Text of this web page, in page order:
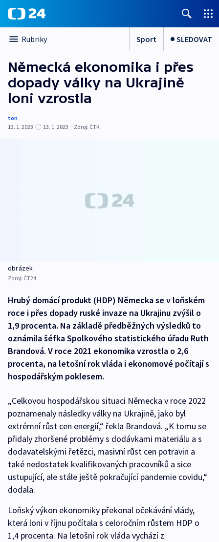
Rubriky Sport SLEDOVAT
Německá ekonomika i přes
dopady války na Ukrajině
loni vzrostla
ton
13. 1. 2023
13. 1. 2023 | Zdroj: ČTK
obrázek
Zdroj: ČT24
Hrubý domácí produkt (HDP) Německa se v loňském
roce i přes dopady ruské invaze na Ukrajinu zvýšil o
1,9 procenta. Na základě předběžných výsledků to
oznámila šéfka Spolkového statistického úřadu Ruth
Brandová. V roce 2021 ekonomika vzrostla o 2,6
procenta, na letošní rok vláda i ekonomové počítají s
hospodářským poklesem.
„Celkovou hospodářskou situaci Německa v roce 2022
poznamenaly následky války na Ukrajině, jako byl
extrémní růst cen energií,“ řekla Brandová. „K tomu se
přidaly zhoršené problémy s dodávkami materiálu a s
dodavatelskými řetězci, masivní růst cen potravin a
také nedostatek kvalifikovaných pracovníků a sice
ustupující, ale stále ještě pokračující pandemie covidu,“
dodala.
Loňský výkon ekonomiky překonal očekávání vlády,
která loni v říjnu počítala s celoročním růstem HDP o
1,4 procenta. Na letošní rok vláda vychází z